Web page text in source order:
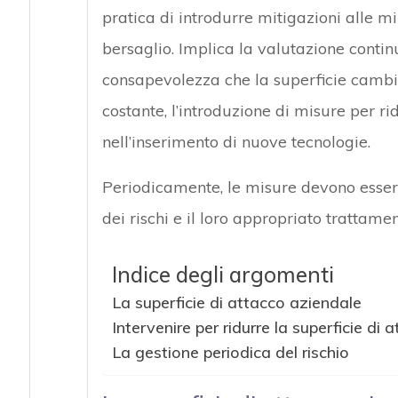
pratica di introdurre mitigazioni alle
bersaglio. Implica la valutazione
consapevolezza che la superficie
costante, l’introduzione di misure per
nell’inserimento di nuove tecnologie.
Periodicamente, le misure devono
dei rischi e il loro appropriato
Indice degli argomenti
La superficie di attacco aziendale
Intervenire per ridurre la superficie di
La gestione periodica del rischio